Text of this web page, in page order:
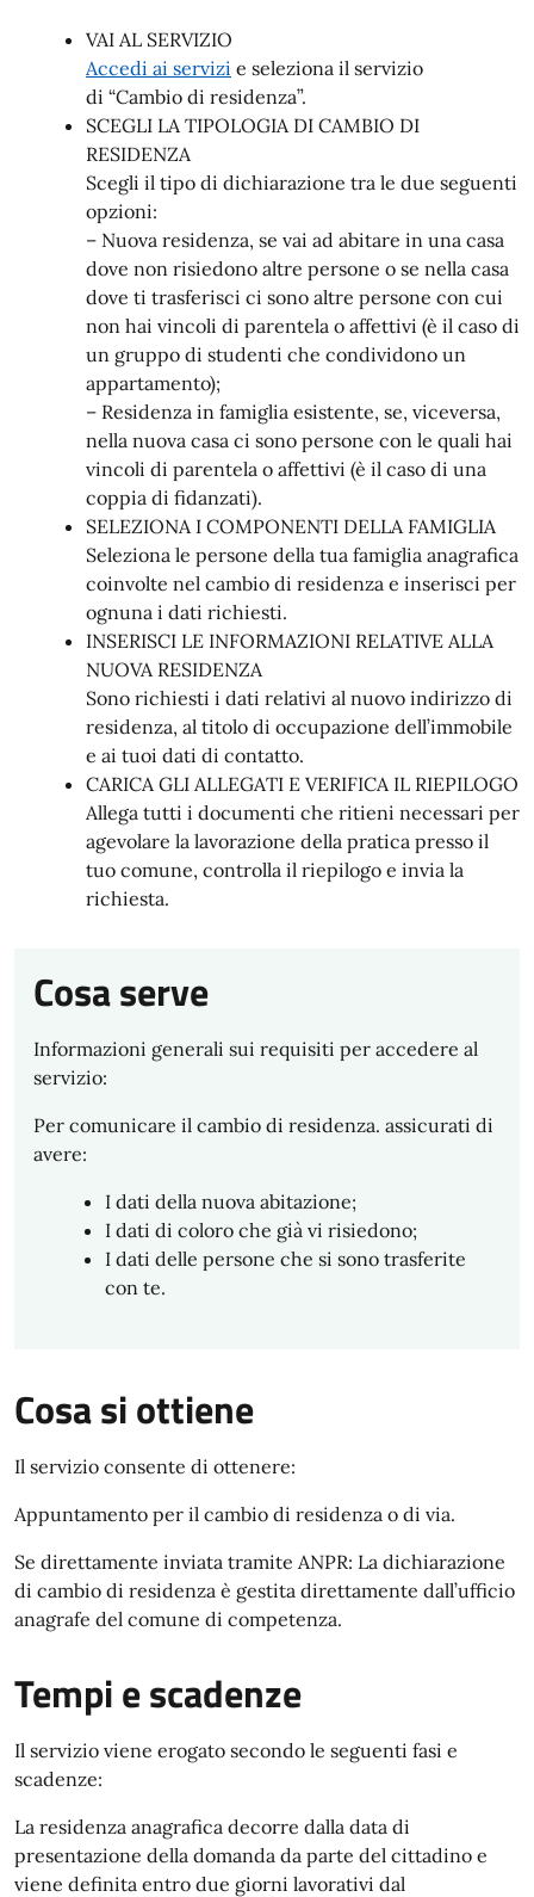
VAI AL SERVIZIO
Accedi ai servizi e seleziona il servizio
di “Cambio di residenza”.
SCEGLI LA TIPOLOGIA DI CAMBIO DI
RESIDENZA
Scegli il tipo di dichiarazione tra le due seguenti
opzioni:
– Nuova residenza, se vai ad abitare in una casa
dove non risiedono altre persone o se nella casa
dove ti trasferisci ci sono altre persone con cui
non hai vincoli di parentela o affettivi (è il caso di
un gruppo di studenti che condividono un
appartamento);
– Residenza in famiglia esistente, se, viceversa,
nella nuova casa ci sono persone con le quali hai
vincoli di parentela o affettivi (è il caso di una
coppia di fidanzati).
SELEZIONA I COMPONENTI DELLA FAMIGLIA
Seleziona le persone della tua famiglia anagrafica
coinvolte nel cambio di residenza e inserisci per
ognuna i dati richiesti.
INSERISCI LE INFORMAZIONI RELATIVE ALLA
NUOVA RESIDENZA
Sono richiesti i dati relativi al nuovo indirizzo di
residenza, al titolo di occupazione dell’immobile
e ai tuoi dati di contatto.
CARICA GLI ALLEGATI E VERIFICA IL RIEPILOGO
Allega tutti i documenti che ritieni necessari per
agevolare la lavorazione della pratica presso il
tuo comune, controlla il riepilogo e invia la
richiesta.
Cosa serve
Informazioni generali sui requisiti per accedere al
servizio:
Per comunicare il cambio di residenza. assicurati di
avere:
I dati della nuova abitazione;
I dati di coloro che già vi risiedono;
I dati delle persone che si sono trasferite
con te.
Cosa si ottiene
Il servizio consente di ottenere:
Appuntamento per il cambio di residenza o di via.
Se direttamente inviata tramite ANPR: La dichiarazione
di cambio di residenza è gestita direttamente dall’ufficio
anagrafe del comune di competenza.
Tempi e scadenze
Il servizio viene erogato secondo le seguenti fasi e
scadenze:
La residenza anagrafica decorre dalla data di
presentazione della domanda da parte del cittadino e
viene definita entro due giorni lavorativi dal